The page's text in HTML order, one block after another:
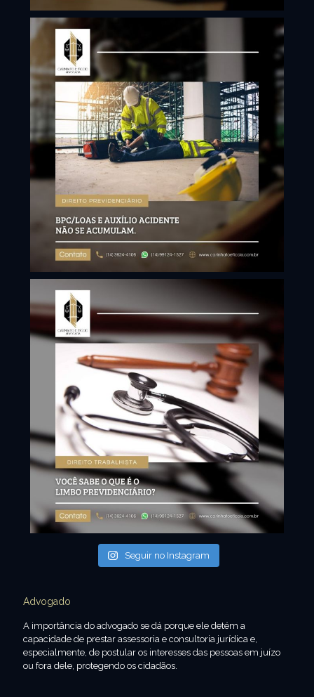
Seguir no Instagram
Advogado
A importância do advogado se dá porque ele detém a
capacidade de prestar assessoria e consultoria jurídica e,
especialmente, de postular os interesses das pessoas em juízo
ou fora dele, protegendo os cidadãos.